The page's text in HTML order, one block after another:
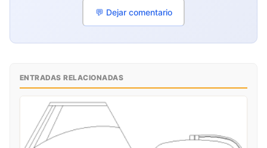
💬 Dejar comentario
ENTRADAS RELACIONADAS